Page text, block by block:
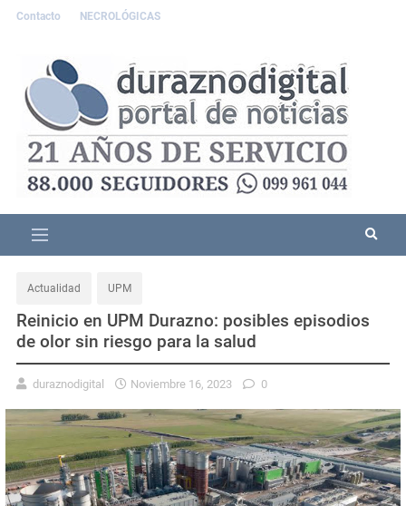
Contacto NECROLÓGICAS
Actualidad UPM
Reinicio en UPM Durazno: posibles episodios
de olor sin riesgo para la salud
duraznodigital Noviembre 16, 2023 0